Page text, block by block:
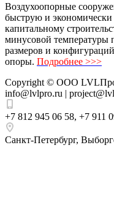
Воздухоопорные
быструю и
капитальному
минусовой температуры
размеров и
опоры. Подробнее >>>
Copyright © ООО
info@lvlpro.ru |
+7 812 945 06 58, +7 911
Санкт-Петербург,